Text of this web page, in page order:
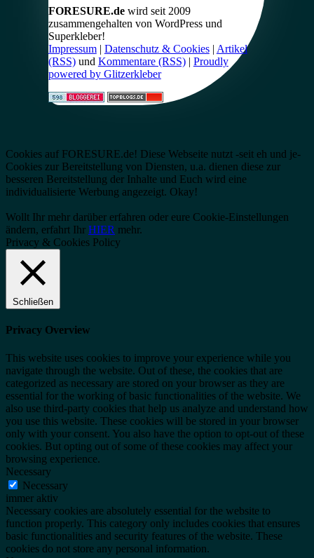
FORESURE.dewird seit 2009
zusammengehalten von WordPress und
Superkleber!
Impressum| Datenschutz & Cookies| Artikel
(RSS)und Kommentare (RSS)| Proudly
powered by Glitzerkleber
Cookies auf FORESURE.de! Diese Webseite nutzt -seit eh und je-
Cookies zur Bereitstellung von Diensten, u.a. dienen diese zur
besseren Bereitstellung der Inhalte und Euch wird eine
individualisierte Werbung angezeigt. Okay!
Wollt Ihr mehr darüber erfahren oder eure Cookie-Einstellungen
ändern, erfahrt Ihr HIER mehr.
Privacy & Cookies Policy
Schließen
Privacy Overview
This website uses cookies to improve your experience while you
navigate through the website. Out of these, the cookies that are
categorized as necessary are stored on your browser as they are
essential for the working of basic functionalities of the website. We
also use third-party cookies that help us analyze and understand how
you use this website. These cookies will be stored in your browser
only with your consent. You also have the option to opt-out of these
cookies. But opting out of some of these cookies may affect your
browsing experience.
Necessary
Necessary
immer aktiv
Necessary cookies are absolutely essential for the website to
function properly. This category only includes cookies that ensures
basic functionalities and security features of the website. These
cookies do not store any personal information.